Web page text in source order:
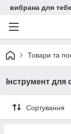
вибрана для
Товари та
Інструмент для
Сортування